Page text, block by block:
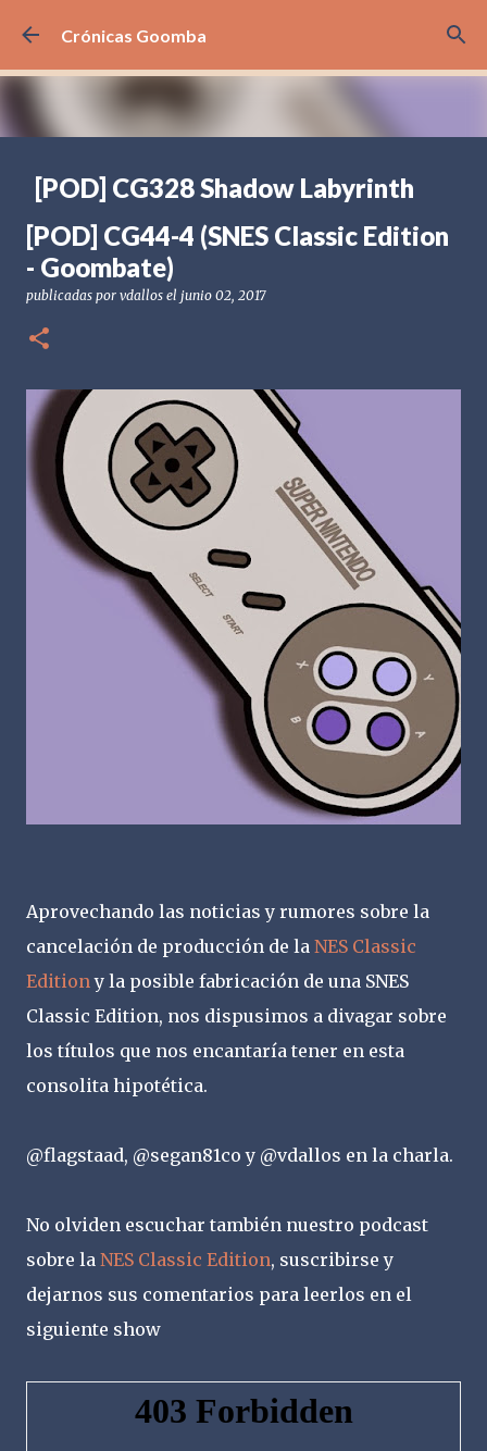
Ir al contenido principal
Crónicas Goomba
[POD] CG328 Shadow Labyrinth
[PS5] PLAYSTATION 5
SHADOW LABYRINTH
[POD] CG44-4 (SNES Classic Edition
- Goombate)
publicadas por vdallos el junio 02, 2017
Aprovechando las noticias y rumores sobre la
cancelación de producción de la NES Classic
Editiony la posible fabricación de una SNES
Classic Edition, nos dispusimos a divagar sobre
los títulos que nos encantaría tener en esta
consolita hipotética.
@flagstaad, @segan81co y @vdallos en la charla.
No olviden escuchar también nuestro podcast
sobre la NES Classic Edition, suscribirse y
dejarnos sus comentarios para leerlos en el
siguiente show